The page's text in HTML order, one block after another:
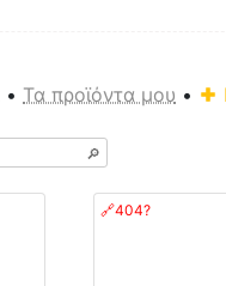
• Τα προϊόντα μου •
🔎︎
🔗404?